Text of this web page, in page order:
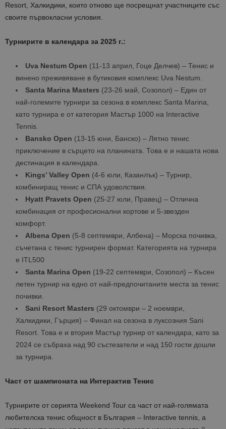
Resort, Халкидики, които отново ще посрещнат участниците със
своите първокласни условия.
Турнирите в календара за 2025 г.:
Uva Nestum Open (11-13 април, Гоце Делчев) – Тенис и
винено преживяване в бутиковия комплекс Uva Nestum.
Santa Marina Masters (23-26 май, Созопол) – Един от
най-големите турнири за сезона в комплекс Santa Marina,
като турнира е от категория Мастър 1000 на Interactive
Tennis.
Bansko Open (13-15 юни, Банско) – Лятно тенис
приключение в сърцето на планината. Това е и нашата нова
дестинация в календара.
Kings’ Valley Open (4-6 юли, Казанлък) – Турнир,
комбиниращ тенис и СПА удоволствия.
Hyatt Pravets Open (25-27 юли, Правец) – Отлична
комбинация от професионални кортове и 5-звезден
комфорт.
Albena Open (5-8 септември, Албена) – Морска почивка,
съчетана с тенис турнирен формат. Категорията на турнира
е ITL500
Santa Marina Open (19-22 септември, Созопол) – Късен
летен турнир на едно от най-предпочитаните места за тенис
почивки.
Sani Resort Masters (29 октомври – 2 ноември,
Халкидики, Гърция) – Финал на сезона в луксозния Sani
Resort. Това е и втория Мастър турнир от календара, като за
2024 се събраха над 90 състезатели и над 150 гости дошли
за турнира.
Част от шампионата на Интерактив Тенис
Турнирите от серията Weekend Tour са част от най-голямата
любителска тенис общност в България – Interactive tennis, а